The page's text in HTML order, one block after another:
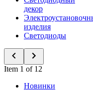
декор
изделия
Светодиоды
Item 1 of 12
Новинки